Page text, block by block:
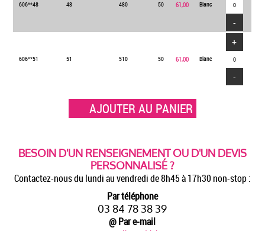
606**48 48 480 50 61,00 Blanc
-
606**51 51 510 50 61,00 Blanc
+
-
AJOUTER AU PANIER
BESOIN D'UN RENSEIGNEMENT OU D'UN DEVIS
PERSONNALISÉ ?
Contactez-nous du lundi au vendredi de 8h45 à 17h30 non-stop :
Par téléphone
03 84 78 38 39
@ Par e-mail